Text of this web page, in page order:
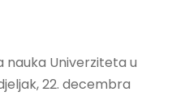
Univerziteta u
22. decembra